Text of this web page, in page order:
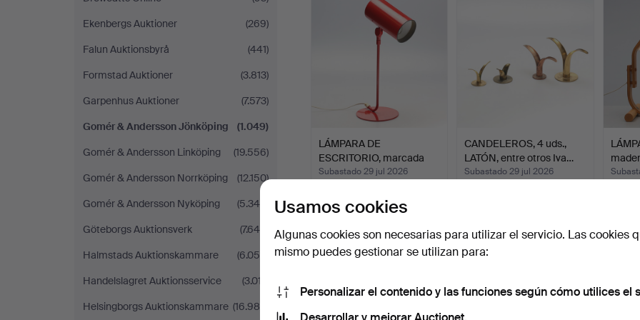
Ekenbergs Auktioner
(269)
Falun Auktionsbyrå
(441)
Formstad Auktioner
(3.813)
Garpenhus Auktioner
(7.573)
Gomér & Andersson Jönköping
(1.049)
Gomér & Andersson Linköping
(19.556)
Gomér & Andersson Norrköping
(12.150)
Gomér & Andersson Nyköping
(5.346)
Göteborgs Auktionsverk
(7.649)
Halmstads Auktionskammare
(6.050)
Handelslagret Auktionsservice
(3.017)
Helsingborgs Auktionskammare (16.985)
seleccionado
LÁMPARA DE
ESCRITORIO, marcada
GK.
Subastado 29 jul 2026
85 USD
CANDELEROS, 4 uds.,
LATÓN, entre otros Iva…
Subastado 29 jul 2026
…
Usamos cookies
Algunas cookies son necesarias para utilizar el servicio. Las cookies
mismo puedes gestionar se utilizan para:
Personalizar el contenido y las funciones según cómo utilices el